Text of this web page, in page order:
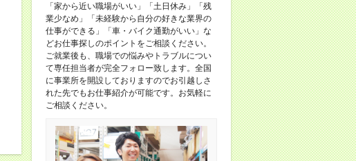
「家から近い職場がいい」「土日休み」「残
業少なめ」「未経験から自分の好きな業界の
仕事ができる」「車・バイク通勤がいい」な
どお仕事探しのポイントをご相談ください。
ご就業後も、職場での悩みやトラブルについ
て専任担当者が完全フォロー致します。全国
に事業所を開設しておりますのでお引越しさ
れた先でもお仕事紹介が可能です。お気軽に
ご相談ください。